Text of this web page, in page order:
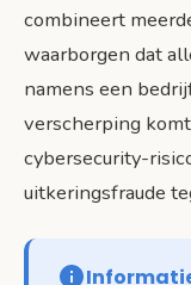
combineert
waarborgen dat
namens een
verscherping
cybersecurity-
uitkeringsfraude